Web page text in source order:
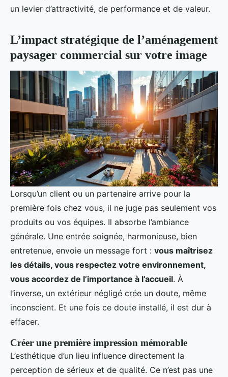
un levier d’attractivité, de performance et de valeur.
L’impact stratégique de l’aménagement
paysager commercial sur votre image
Lorsqu’un client ou un partenaire arrive pour la
première fois chez vous, il ne juge pas seulement vos
produits ou vos équipes. Il absorbe l’ambiance
générale. Une entrée soignée, harmonieuse, bien
entretenue, envoie un message fort : vous maîtrisez
les détails, vous respectez votre environnement,
vous accordez de l’importance à l’accueil. À
l’inverse, un extérieur négligé crée un doute, même
inconscient. Et une fois ce doute installé, il est dur à
effacer.
Créer une première impression mémorable
L’esthétique d’un lieu influence directement la
perception de sérieux et de qualité. Ce n’est pas une